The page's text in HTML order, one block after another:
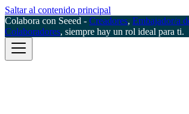
Saltar al contenido principal
Colabora con Seeed - Creadores, Embajador/a
Colaboradores, siempre hay un rol ideal para ti.